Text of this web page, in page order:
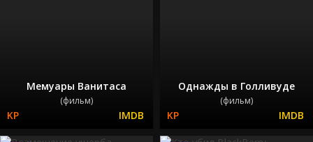
Мемуары Ванитаса
(фильм)
Однажды в Голливуде
(фильм)